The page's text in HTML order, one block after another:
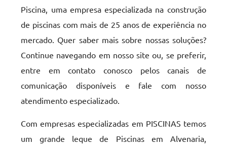
Piscina, uma empresa especializada na construção
de piscinas com mais de 25 anos de experiência no
mercado. Quer saber mais sobre nossas soluções?
Continue navegando em nosso site ou, se preferir,
entre em contato conosco pelos canais de
comunicação disponíveis e fale com nosso
atendimento especializado.
Com empresas especializadas em PISCINAS temos
um grande leque de Piscinas em Alvenaria,